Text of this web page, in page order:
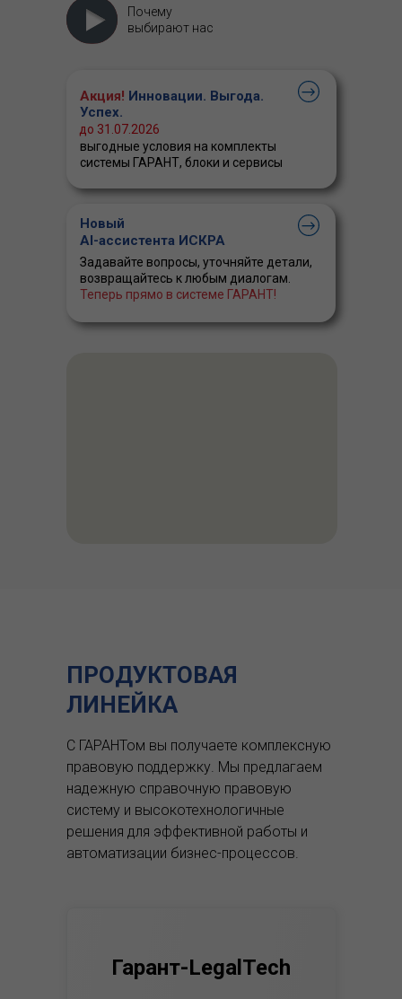
Почему
выбирают нас
Акция! Инновации. Выгода.
Успех.
выгодные условия на комплекты
системы ГАРАНТ, блоки и сервисы
до 31.07.2026
Новый
AI-ассистента ИСКРА
Задавайте вопросы, уточняйте детали,
возвращайтесь к любым диалогам.
Теперь прямо в системе ГАРАНТ!
ПРОДУКТОВАЯ
ЛИНЕЙКА
С ГАРАНТом вы получаете комплексную
правовую поддержку. Мы предлагаем
надежную справочную правовую
систему и высокотехнологичные
решения для эффективной работы и
автоматизации бизнес-процессов.
Гарант-LegalTech